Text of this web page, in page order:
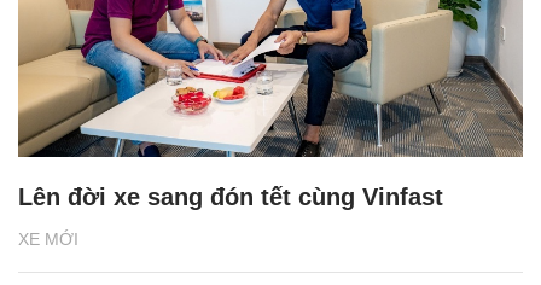
XE MỚI
Lên đời xe sang đón tết cùng Vinfast